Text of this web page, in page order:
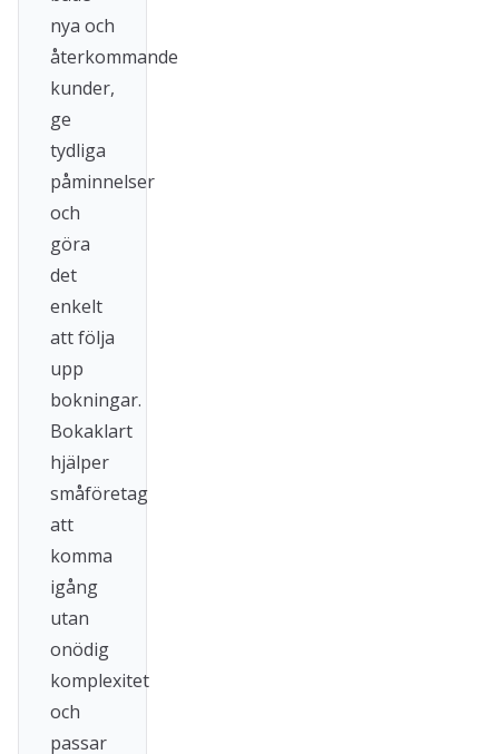
nya och
återkommande
kunder,
ge
tydliga
påminnelser
och
göra
det
enkelt
att följa
upp
bokningar.
Bokaklart
hjälper
småföretag
att
komma
igång
utan
onödig
komplexitet
och
passar